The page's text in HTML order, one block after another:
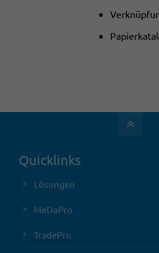
Quicklinks
Lösungen
MeDaPro
TradePro